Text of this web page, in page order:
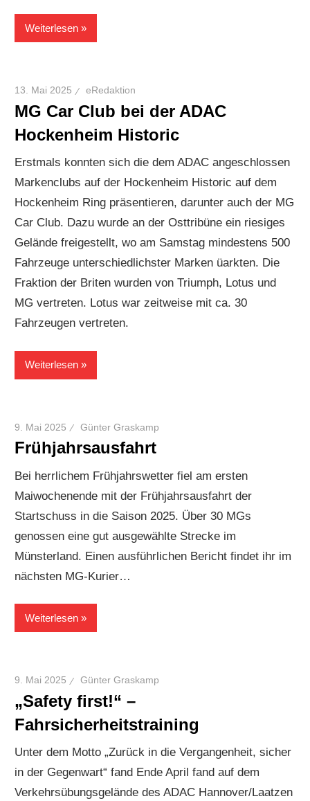
Weiterlesen
13. Mai 2025 eRedaktion
MG Car Club bei der ADAC
Hockenheim Historic
Erstmals konnten sich die dem ADAC angeschlossen
Markenclubs auf der Hockenheim Historic auf dem
Hockenheim Ring präsentieren, darunter auch der MG
Car Club. Dazu wurde an der Osttribüne ein riesiges
Gelände freigestellt, wo am Samstag mindestens 500
Fahrzeuge unterschiedlichster Marken üarkten. Die
Fraktion der Briten wurden von Triumph, Lotus und
MG vertreten. Lotus war zeitweise mit ca. 30
Fahrzeugen vertreten.
Weiterlesen
9. Mai 2025 Günter Graskamp
Frühjahrsausfahrt
Bei herrlichem Frühjahrswetter fiel am ersten
Maiwochenende mit der Frühjahrsausfahrt der
Startschuss in die Saison 2025. Über 30 MGs
genossen eine gut ausgewählte Strecke im
Münsterland. Einen ausführlichen Bericht findet ihr im
nächsten MG-Kurier…
Weiterlesen
9. Mai 2025 Günter Graskamp
„Safety first!“ –
Fahrsicherheitstraining
Unter dem Motto „Zurück in die Vergangenheit, sicher
in der Gegenwart“ fand Ende April fand auf dem
Verkehrsübungsgelände des ADAC Hannover/Laatzen